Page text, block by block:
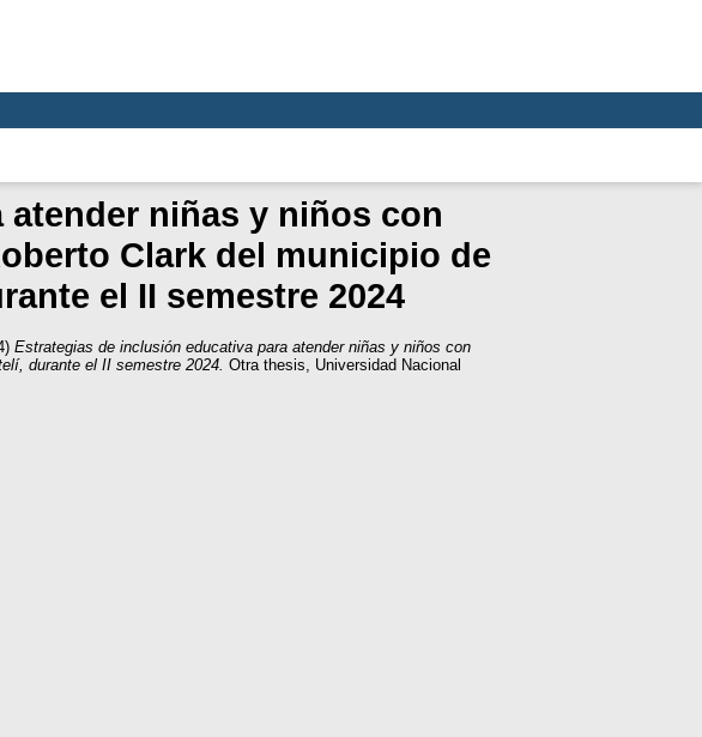
niñas y niños con
Clark del municipio de
el II semestre 2024
Estrategias de inclusión educativa para atender niñas y niños con
durante el II semestre 2024. Otra thesis, Universidad Nacional